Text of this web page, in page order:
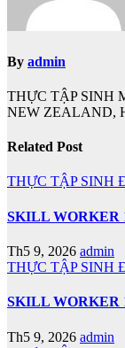
By admin
THỰC TẬP SINH
NEW ZEALAND,
Related Post
THỰC TẬP SINH
SKILL WORKER
Th5 9, 2026 admin
THỰC TẬP SINH
SKILL WORKER
Th5 9, 2026 admin